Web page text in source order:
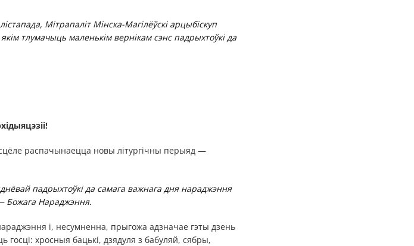
Мітрапаліт Мінска-Магілёўскі арцыбіскуп
тлумачыць маленькім вернікам сэнс падрыхтоўкі да
распачынаецца новы літургічны перыяд —
падрыхтоўкі да самага важнага дня нараджэння
Божага Нараджэння.
і, несумненна, прыгожа адзначае гэты дзень
госці: хросныя бацькі, дзядуля з бабуляй, сябры,